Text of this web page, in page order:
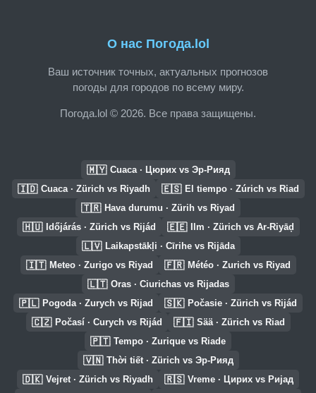
О нас Погода.lol
Ваш источник точных, актуальных прогнозов
погоды для городов по всему миру.
Погода.lol © 2026. Все права защищены.
🇲🇾 Cuaca · Цюрих vs Эр-Рияд
🇮🇩 Cuaca · Zürich vs Riyadh 🇪🇸 El tiempo · Zúrich vs Riad
🇹🇷 Hava durumu · Zürih vs Riyad
🇭🇺 Időjárás · Zürich vs Rijád 🇪🇪 Ilm · Zürich vs Ar-Riyāḑ
🇱🇻 Laikapstākļi · Cīrihe vs Rijāda
🇮🇹 Meteo · Zurigo vs Riyad 🇫🇷 Météo · Zurich vs Riyad
🇱🇹 Oras · Ciurichas vs Rijadas
🇵🇱 Pogoda · Zurych vs Rijad 🇸🇰 Počasie · Zürich vs Rijád
🇨🇿 Počasí · Curych vs Rijád 🇫🇮 Sää · Zürich vs Riad
🇵🇹 Tempo · Zurique vs Riade
🇻🇳 Thời tiết · Zürich vs Эр-Рияд
🇩🇰 Vejret · Zürich vs Riyadh 🇷🇸 Vreme · Цирих vs Ријад